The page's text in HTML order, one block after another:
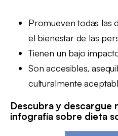
Promueven todas las
el bienestar de las
Tienen un bajo
Son accesibles,
culturalmente
Descubra y descargue
infografía sobre dieta